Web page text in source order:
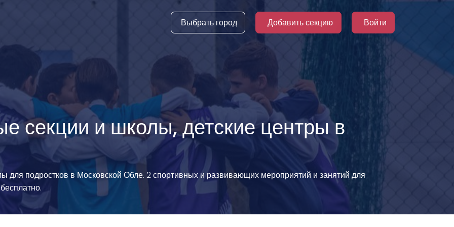
виды
виды спорта
Выбрать город Добавить секцию Войти
секции и школы, детские центры в
для подростков в Московской Обле. 2 спортивных и развивающих мероприятий и занятий для